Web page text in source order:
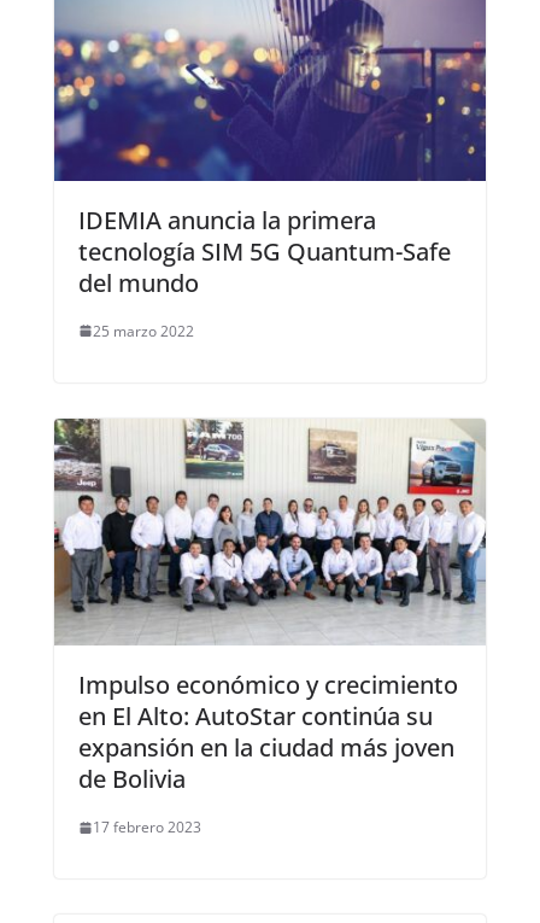
IDEMIA anuncia la primera
tecnología SIM 5G Quantum-Safe
del mundo
25 marzo 2022
Impulso económico y crecimiento
en El Alto: AutoStar continúa su
expansión en la ciudad más joven
de Bolivia
17 febrero 2023